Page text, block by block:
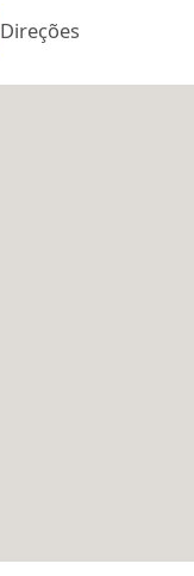
Direções